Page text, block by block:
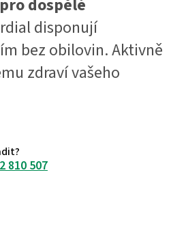
pro dospělé
disponují
bez obilovin. Aktivně
zdraví vašeho
810 507